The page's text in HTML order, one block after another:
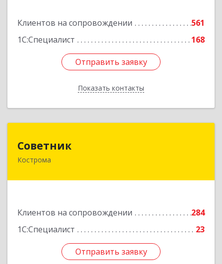
Клиентов на сопровождении
561
1С:Специалист
168
Отправить заявку
Показать контакты
Отправить заявку
Назад
Советник
Кострома
Клиентов на сопровождении
284
1С:Специалист
23
Отправить заявку
156000, Костромская обл, Кострома г, Ерохова
Отправить заявку